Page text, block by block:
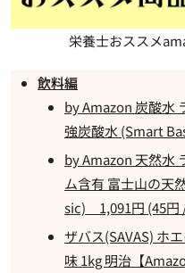
栄養士おススメ
飲料編
by Amazon 炭酸水
強炭酸水 (Smart
by Amazon 天然水
ム含有 富士山の天
sic) 1,091円 (45円
ザバス(SAVAS) ホ
味 1kg 明治【